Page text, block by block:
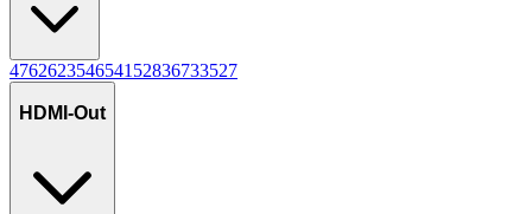
4762623546541 52836733527
HDMI-Out